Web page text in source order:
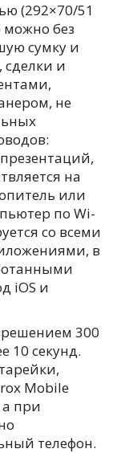
(292×70/51
можно без
сумку и
сделки и
не
на
или
по Wi-
со всеми
в
iOS и
300
10 секунд.
Mobile
а при
телефон.